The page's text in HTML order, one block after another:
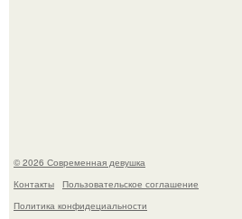
© 2026 Современная девушка
Контакты
Пользовательское соглашение
Политика конфидециальности